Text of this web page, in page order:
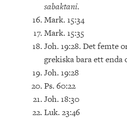
sabaktani.
Mark. 15:34
Mark. 15:35
Joh. 19:28. Det femte
grekiska bara ett enda
Joh. 19:28
Ps. 60:22
Joh. 18:30
Luk. 23:46